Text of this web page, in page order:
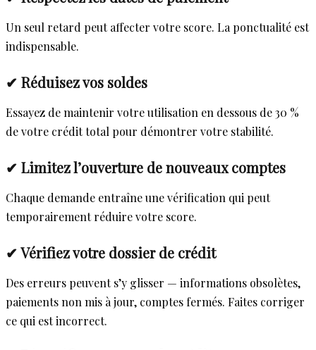
Un seul retard peut affecter votre score. La ponctualité est
indispensable.
✔ Réduisez vos soldes
Essayez de maintenir votre utilisation en dessous de 30 %
de votre crédit total pour démontrer votre stabilité.
✔ Limitez l’ouverture de nouveaux comptes
Chaque demande entraîne une vérification qui peut
temporairement réduire votre score.
✔ Vérifiez votre dossier de crédit
Des erreurs peuvent s’y glisser — informations obsolètes,
paiements non mis à jour, comptes fermés. Faites corriger
ce qui est incorrect.